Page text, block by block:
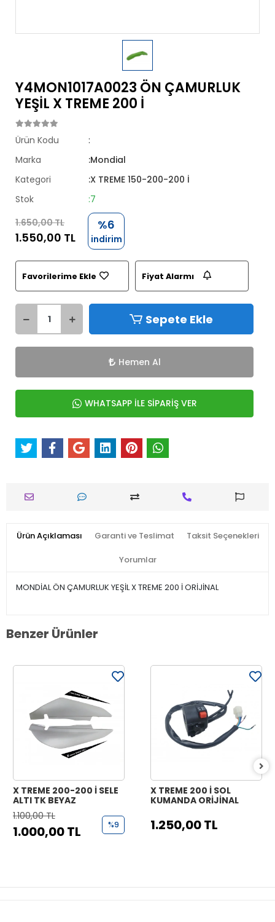
Y4MON1017A0023 ÖN ÇAMURLUK
YEŞİL X TREME 200 İ
Ürün Kodu
:
Marka
:Mondial
Kategori
:X TREME 150-200-200 İ
Stok
:7
1.650,00 TL
1.550,00 TL
%6
indirim
Favorilerime Ekle Fiyat Alarmı
Sepete Ekle
Hemen Al
WHATSAPP İLE SİPARİŞ VER
Ürün Açıklaması Garanti ve Teslimat Taksit Seçenekleri
Yorumlar
MONDİAL ÖN ÇAMURLUK YEŞİL X TREME 200 İ ORİJİNAL
Benzer Ürünler
X TREME 200-200 İ SELE
ALTI TK BEYAZ
1.100,00 TL
1.000,00 TL %9
X TREME 200 İ SOL
KUMANDA ORİJİNAL
1.250,00 TL